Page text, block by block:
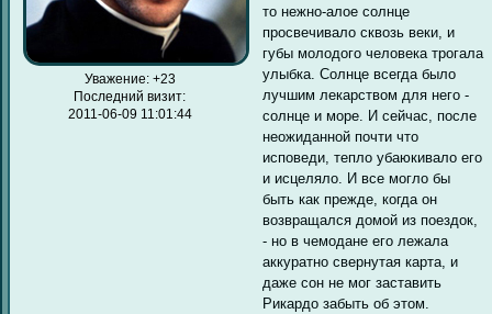
Уважение: +23
Последний визит:
2011-06-09 11:01:44
то нежно-алое солнце
просвечивало сквозь веки, и
губы молодого человека трогала
улыбка. Солнце всегда было
лучшим лекарством для него -
солнце и море. И сейчас, после
неожиданной почти что
исповеди, тепло убаюкивало его
и исцеляло. И все могло бы
быть как прежде, когда он
возвращался домой из поездок,
- но в чемодане его лежала
аккуратно свернутая карта, и
даже сон не мог заставить
Рикардо забыть об этом.